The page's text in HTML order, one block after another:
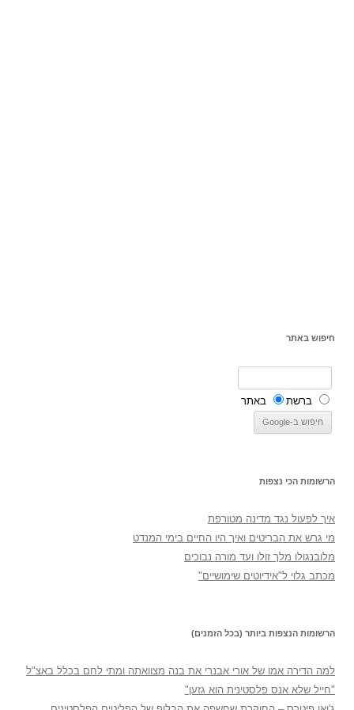
חיפוש באתר
ברשת באתר
הרשומות הכי נצפות
איך לפעול נגד מדינה מטורפת
מי גרש את הבריטים ואיך היו החיים בימי המנדט
מלובנגולו מלך זולו ועד מורה נבוכים
מכתב גלוי ל"אידיוטים שימושיים"
הרשומות הנצפות ביותר (בכל הזמנים)
למה הדירה אמו של אורי אבנרי את בנה מצוואתה ומתי לחם בכלל באצ"ל
"חייל שלא אנס פלסטינית הוא גזען"